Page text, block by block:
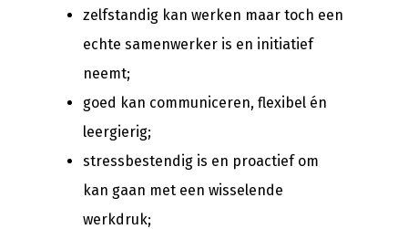
zelfstandig kan werken maar toch een
echte samenwerker is en initiatief
neemt;
goed kan communiceren, flexibel én
leergierig;
stressbestendig is en proactief om
kan gaan met een wisselende
werkdruk;